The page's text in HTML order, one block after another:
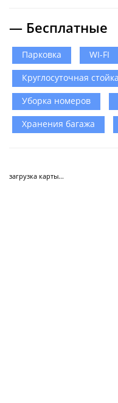
— Бесплатные
Парковка
WI-FI
Круглосуточная
Уборка номеров
Хранения багажа
загрузка карты...